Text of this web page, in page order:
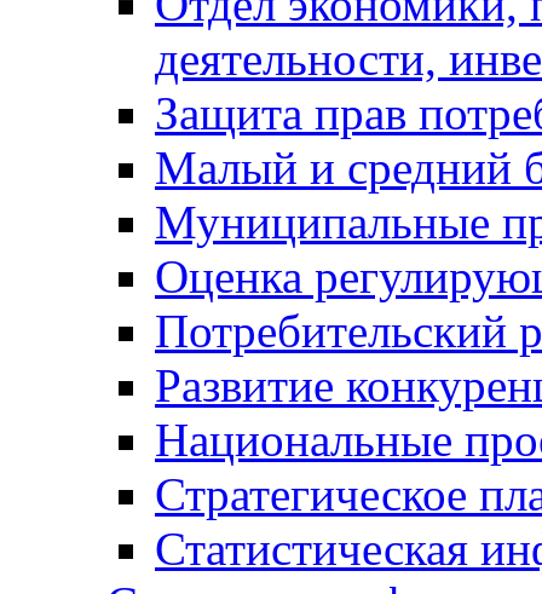
деятельности,
Защита прав
Малый и средний
Муниципальные
Оценка
Потребительский
Развитие
Национальные
Стратегическое
Статистическая